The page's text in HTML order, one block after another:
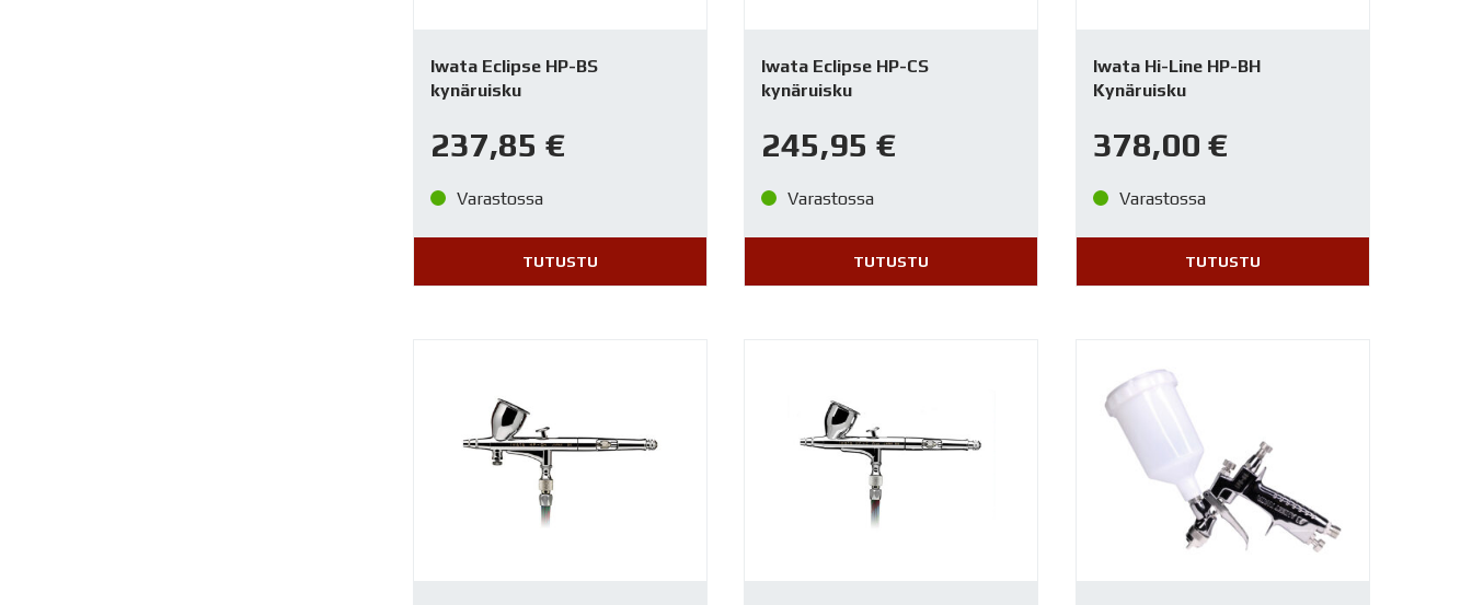
Iwata Eclipse HP-BS
kynäruisku
237,85 €
Varastossa
TUTUSTU
Iwata Eclipse HP-CS
kynäruisku
245,95€
Varastossa
TUTUSTU
Iwata Hi-Line HP-BH
Kynäruisku
378,00 €
Varastossa
TUTUSTU